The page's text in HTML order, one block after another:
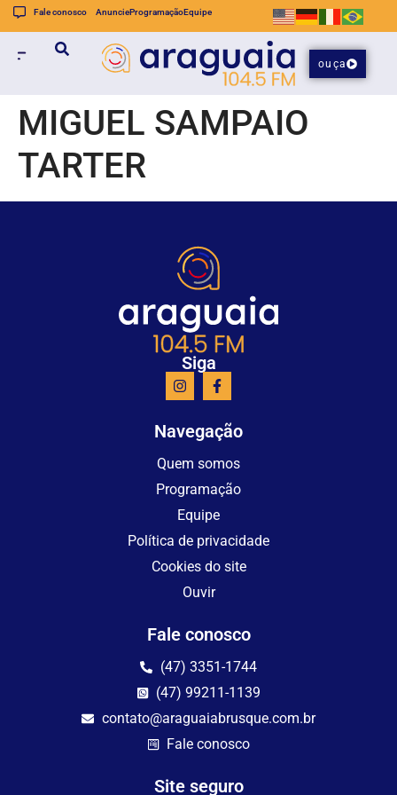
Fale conosco AnuncieProgramaçãoEquipe
ouça
MIGUEL SAMPAIO
TARTER
Siga
Navegação
Quem somos
Programação
Equipe
Política de privacidade
Cookies do site
Ouvir
Fale conosco
(47) 3351-1744
(47) 99211-1139
contato@araguaiabrusque.com.br
Fale conosco
Site seguro